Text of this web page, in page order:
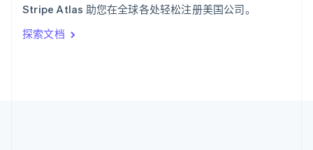
Stripe Atlas 助您在全球各处轻松注册美国公司。
探索文档
ItalianoEnglish
印度
English